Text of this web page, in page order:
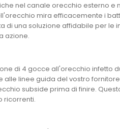
nel canale orecchio esterno e
mira efficacemente i
una soluzione affidabile per le
azione.
di 4 gocce all'orecchio infetto
linee guida del vostro
subside prima di finire.
ricorrenti.